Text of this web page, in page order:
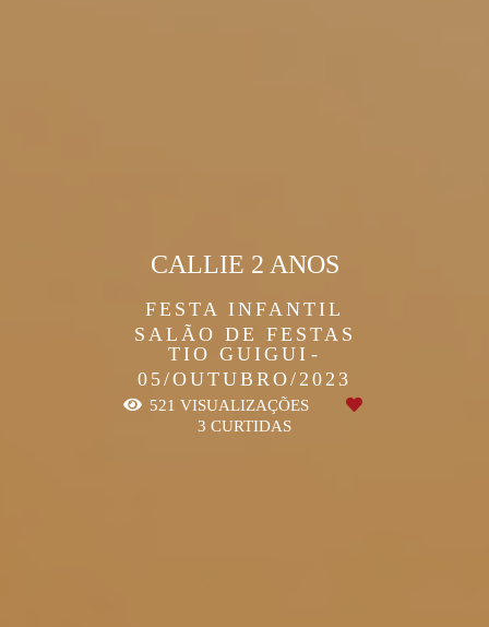
FESTA INFANTIL
SALÃO DE FESTAS
TIO GUIGUI
05/OUTUBRO/2023
CALLIE 2 ANOS
521 VISUALIZAÇÕES
3 CURTIDAS